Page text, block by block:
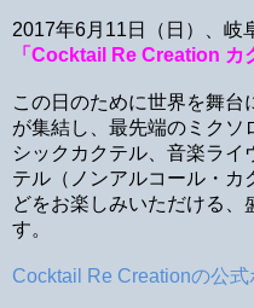
2017年6月11日（日）、岐
「Cocktail Re Creation カ
この日のために世界を舞台
が集結し、最先端のミクソ
シックカクテル、音楽ライ
テル（ノンアルコール・カ
どをお楽しみいただける、
す。
Cocktail Re Creationの公式